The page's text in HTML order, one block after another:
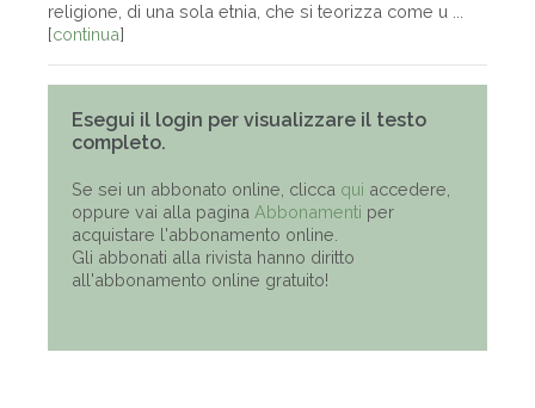
religione, di una sola etnia, che si teorizza come u ...
[continua]
Esegui il login per visualizzare il testo
completo.
Se sei un abbonato online, clicca qui accedere,
oppure vai alla pagina Abbonamenti per
acquistare l'abbonamento online.
Gli abbonati alla rivista hanno diritto
all'abbonamento online gratuito!